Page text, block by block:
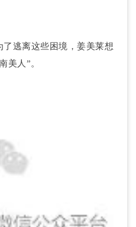
逃离这些困境，姜美莱想
美人”。